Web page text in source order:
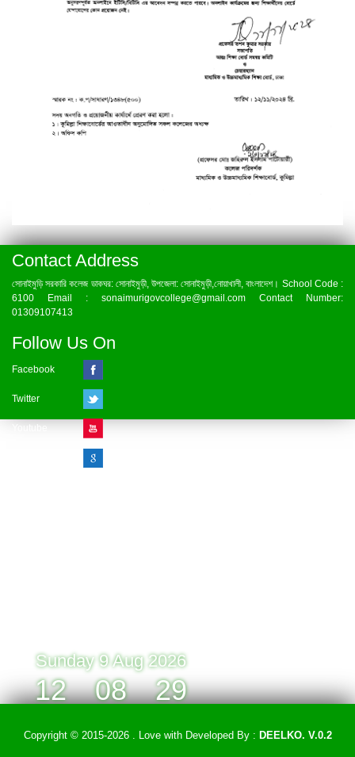
Contact Address
সোনাইমুড়ি সরকারি কলেজ ডাকঘর: সোনাইমুড়ী, উপজেলা: সোনাইমুড়ী,নোয়াখালী, বাংলাদেশ। School Code :
6100 Email : sonaimurigovcollege@gmail.com Contact Number:
01309107413
Follow Us On
Facebook
Twitter
Youtube
Sunday 9 Aug 2026
12 : 08 : 29
Copyright © 2015-2026 . Love withDeveloped By : DEELKO. V.0.2